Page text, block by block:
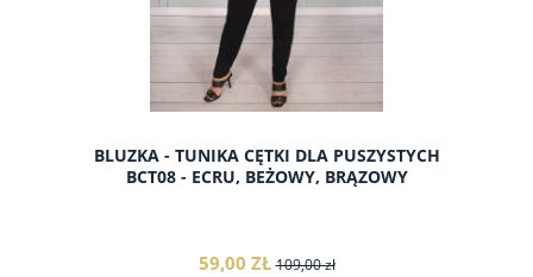
BLUZKA - TUNIKA CĘTKI DLA PUSZYSTYCH
BCT08 - ECRU, BEŻOWY, BRĄZOWY
59,00 ZŁ 109,00 zł